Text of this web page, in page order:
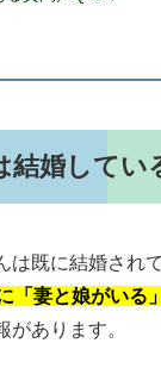
結婚してい
は既に結婚されて
「妻と娘がいる」
があります。